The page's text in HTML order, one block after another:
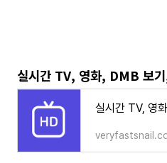
실시간 TV, 영화, DMB 보